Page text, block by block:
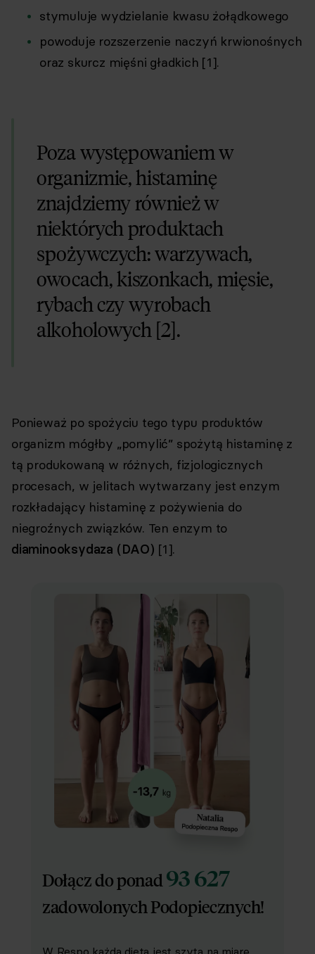
stymuluje wydzielanie kwasu żołądkowego
powoduje rozszerzenie naczyń krwionośnych
oraz skurcz mięśni gładkich [1].
Poza występowaniem w
organizmie, histaminę
znajdziemy również w
niektórych produktach
spożywczych: warzywach,
owocach, kiszonkach, mięsie,
rybach czy wyrobach
alkoholowych [2].
Ponieważ po spożyciu tego typu produktów
organizm mógłby „pomylić” spożytą histaminę z
tą produkowaną w różnych, fizjologicznych
procesach, w jelitach wytwarzany jest enzym
rozkładający histaminę z pożywienia do
niegroźnych związków. Ten enzym to
diaminooksydaza (DAO) [1].
Dołącz do ponad93 627
zadowolonych Podopiecznych!